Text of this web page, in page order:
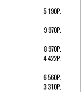
5 190Р.
9 970Р.
8 970Р.
4 422Р.
6 560Р.
3 310Р.